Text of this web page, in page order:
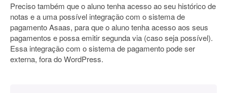
Preciso também que o aluno tenha acesso ao seu histórico de
notas e a uma possível integração com o sistema de
pagamento Asaas, para que o aluno tenha acesso aos seus
pagamentos e possa emitir segunda via (caso seja possível).
Essa integração com o sistema de pagamento pode ser
externa, fora do WordPress.